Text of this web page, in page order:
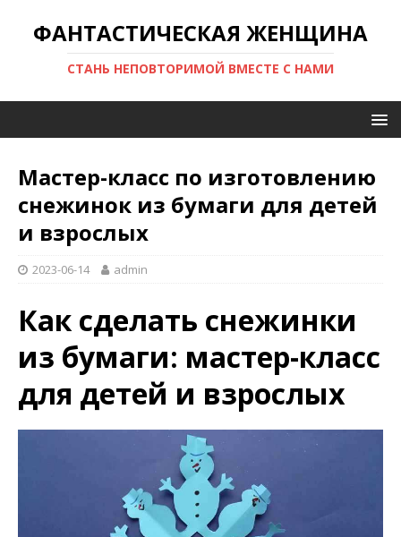
ФАНТАСТИЧЕСКАЯ ЖЕНЩИНА
СТАНЬ НЕПОВТОРИМОЙ ВМЕСТЕ С НАМИ
Мастер-класс по изготовлению
снежинок из бумаги для детей
и взрослых
2023-06-14 admin
Как сделать снежинки
из бумаги: мастер-класс
для детей и взрослых